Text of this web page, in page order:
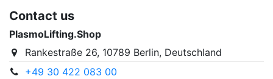
Contact us
PlasmoLifting.Shop
Rankestraße 26, 10789 Berlin, Deutschland
+49 30 422 083 00